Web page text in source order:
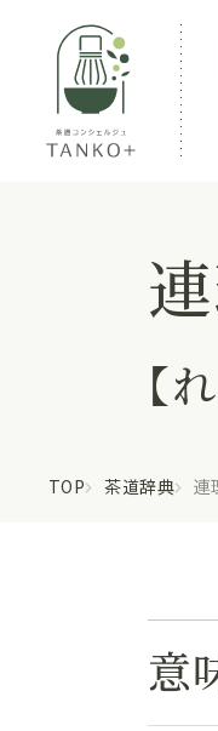
【
TOP 茶道辞典 連
意